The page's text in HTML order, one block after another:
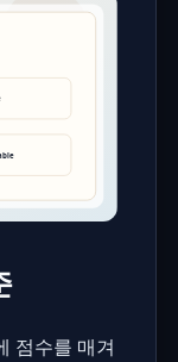
점수를 매겨